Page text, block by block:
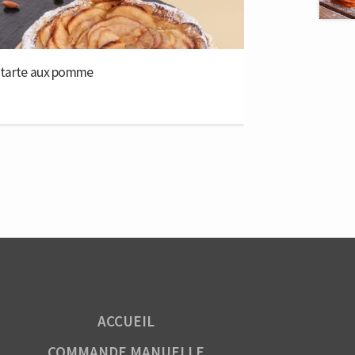
tarte aux pomme
Quantity
ACCUEIL